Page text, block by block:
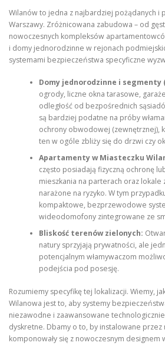
Wilanów to jedna z najbardziej pożądanych i
Warszawy. Zróżnicowana zabudowa – od
nowoczesnych kompleksów
i domy jednorodzinne w rejonach
systemami bezpieczeństwa specyficzne
Domy jednorodzinne i segmenty
ogrody, liczne okna tarasowe,
odległość od bezpośrednich
są bardziej podatne na próby
ochrony obwodowej (zewnętrznej),
ten w ogóle zbliży się do drzwi czy
Apartamenty w Miasteczku
często posiadają fizyczną ochronę
mieszkania na parterach oraz lokale
narażone na ryzyko. W tym
kompaktowe, bezprzewodowe
wideodomofony zintegrowane ze
Bliskość terenów zielonych:
natury sprzyjają prywatności, ale
potencjalnym włamywaczom
podejścia pod posesję.
Rozumiemy specyfikę tej lokalizacji. Wiemy,
Wilanowa jest to, aby systemy
niezawodne i zaawansowane
dyskretne. Dbamy o to, by instalowane
komponowały się z nowoczesnym designem